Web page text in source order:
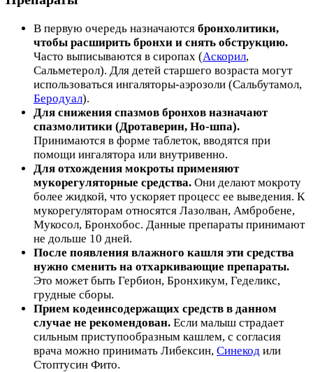
В первую очередь назначаются бронхолитики,
чтобы расширить бронхи и снять обструкцию.
Часто выписываются в сиропах (Аскорил,
Сальметерол). Для детей старшего возраста могут
использоваться ингаляторы-аэрозоли (Сальбутамол,
Беродуал).
Для снижения спазмов бронхов назначают
спазмолитики (Дротаверин, Но-шпа).
Принимаются в форме таблеток, вводятся при
помощи ингалятора или внутривенно.
Для отхождения мокроты применяют
мукорегуляторные средства. Они делают мокроту
более жидкой, что ускоряет процесс ее выведения. К
мукорегуляторам относятся Лазолван, Амбробене,
Мукосол, Бронхобос. Данные препараты принимают
не дольше 10 дней.
После появления влажного кашля эти средства
нужно сменить на отхаркивающие препараты.
Это может быть Гербион, Бронхикум, Геделикс,
грудные сборы.
Прием кодеинсодержащих средств в данном
случае не рекомендован. Если малыш страдает
сильным приступообразным кашлем, с согласия
врача можно принимать Либексин, Синекод или
Стоптусин Фито.